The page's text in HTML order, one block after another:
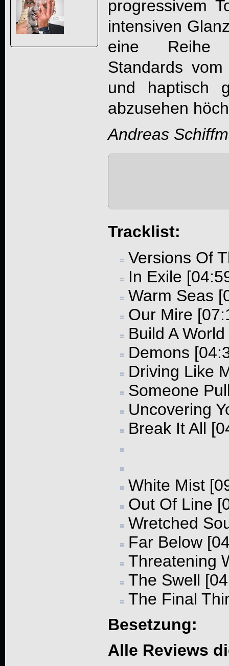
progressivem
intensiven
eine Reihe
Standards
und haptisch
abzusehen
Andreas
Tracklist:
Versions Of
In Exile
Warm Seas
Our Mire
Build A
Demons
Driving Like
Someone
Uncovering
Break It All
White Mist
Out Of Line
Wretched
Far Below
Threatening
The Swell
The Final
Besetzung:
Alle Reviews